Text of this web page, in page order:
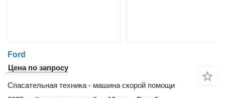
Ford
Цена по запросу
Спасательная техника - машина скорой помощи